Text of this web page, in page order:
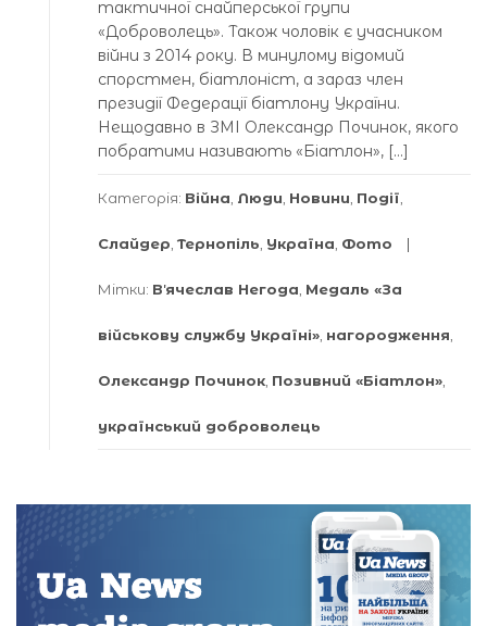
тактичної снайперської групи
«Доброволець». Також чоловік є учасником
війни з 2014 року. В минулому відомий
спорстмен, біатлоніст, а зараз член
президії Федерації біатлону України.
Нещодавно в ЗМІ Олександр Починок, якого
побратими називають «Біатлон», […]
Категорія: Війна Люди Новини Події
Слайдер Тернопіль Україна Фото
Мітки: Вʼячеслав Негода Медаль «За
військову службу Україні» нагородження
Олександр Починок Позивний «Біатлон»
український доброволець